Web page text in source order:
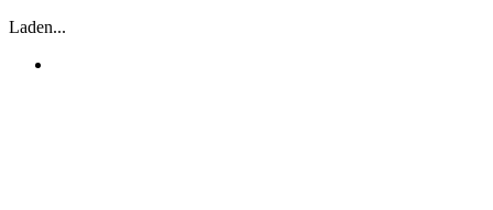
Laden...